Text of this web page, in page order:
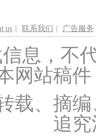
us | 联系我们 | 广告服务
息，不
网站稿
载、摘
追